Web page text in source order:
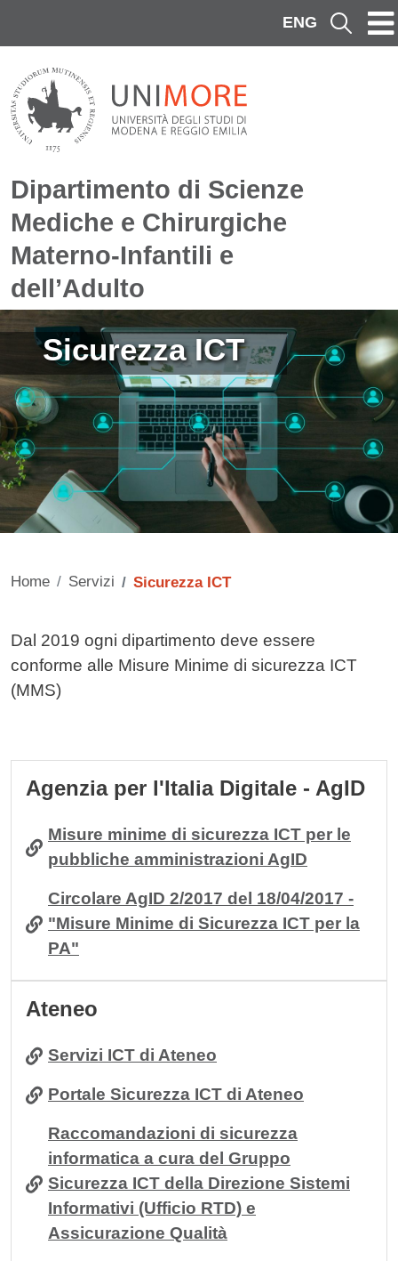
ENG Cerca
Dipartimento di Scienze
Mediche e Chirurgiche
Materno-Infantili e
dell’Adulto
Immagine
Sicurezza ICT
Home Servizi Sicurezza ICT
Contenuto
Dal 2019 ogni dipartimento deve essere
conforme alle Misure Minime di sicurezza ICT
(MMS)
Agenzia per l'Italia Digitale - AgID
Misure minime di sicurezza ICT per le
pubbliche amministrazioni AgID
Circolare AgID 2/2017 del 18/04/2017 -
"Misure Minime di Sicurezza ICT per la
PA"
Ateneo
Servizi ICT di Ateneo
Portale Sicurezza ICT di Ateneo
Raccomandazioni di sicurezza
informatica a cura del Gruppo
Sicurezza ICT della Direzione Sistemi
Informativi (Ufficio RTD) e
Assicurazione Qualità